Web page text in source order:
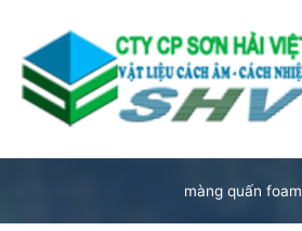
dung
màng quấn foam